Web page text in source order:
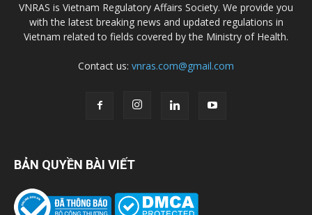
VNRAS is Vietnam Regulatory Affairs Society. We provide you
with the latest breaking news and updated regulations in
Vietnam related to fields covered by the Ministry of Health.
Contact us: vnras.com@gmail.com
BẢN QUYỀN BÀI VIẾT